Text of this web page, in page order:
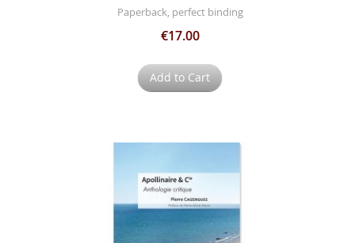
Paperback, perfect binding
€17.00
Add to Cart